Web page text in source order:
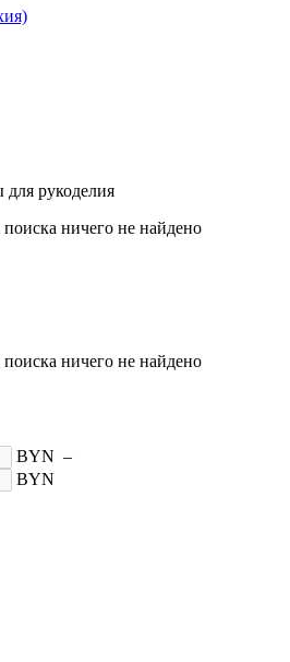
рукоделия
ничего не найдено
ничего не найдено
BYN –
BYN